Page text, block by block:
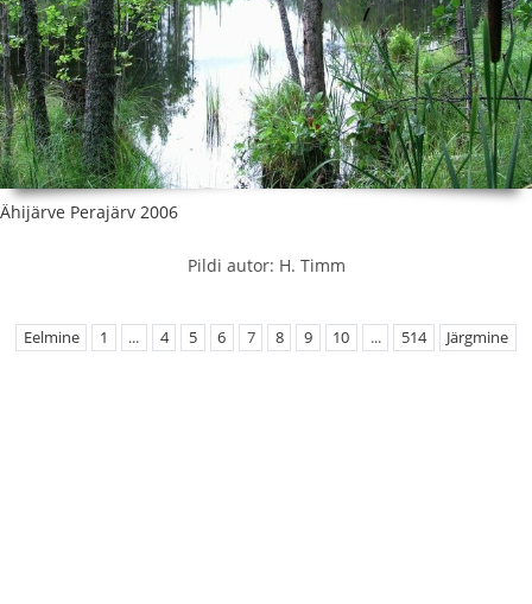
Ähijärve Perajärv 2006
Pildi autor: H. Timm
Eelmine 1 ... 4 5 6 7 8 9 10 ... 514 Järgmine